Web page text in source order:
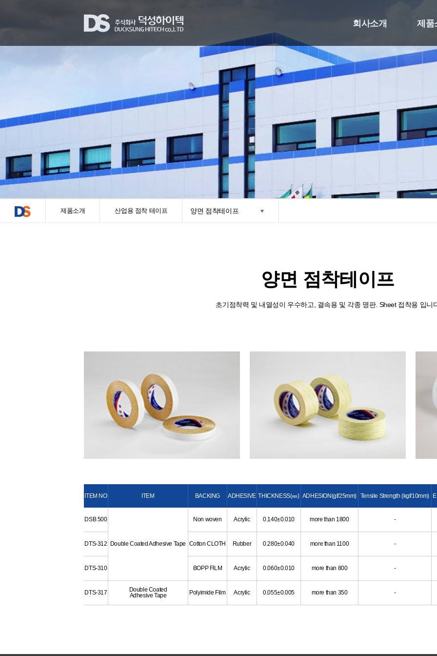
회사소개 제품
제품소개 산업용 점착 테이프 양면 점착테이프
양면 점착테이프
초기점착력 및 내열성이 우수하고, 결속용 및 각종 명판. Sheet 접착용 입니
ITEM NO ITEM BACKING ADHESIVE THICKNESS(㎜) ADHESION(gf/25mm) Tensile Strength (kgf/10mm)
DSB 500
Double Coated Adhesive Tape
Non woven Acrylic 0.140±0.010 more than 1800 -
DTS-312 Cotton CLOTH Rubber 0.280±0.040 more than 1100 -
DTS-310 BOPP FILM Acrylic 0.060±0.010 more than 800 -
DTS-317
Double Coated
Adhesive Tape
Polyimide Film Acrylic 0.055±0.005 more than 350 -